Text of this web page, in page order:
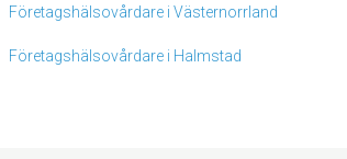
Företagshälsovårdare i Västernorrland
Företagshälsovårdare i Halmstad